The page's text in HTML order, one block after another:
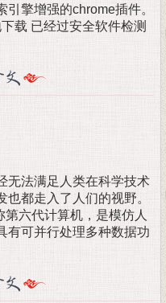
擎增强的chrome插件。
载 已经过安全软件检测
无法满足人类在科学技术
也都走入了人们的视野。
六代计算机，是模仿人
有可并行处理多种数据功